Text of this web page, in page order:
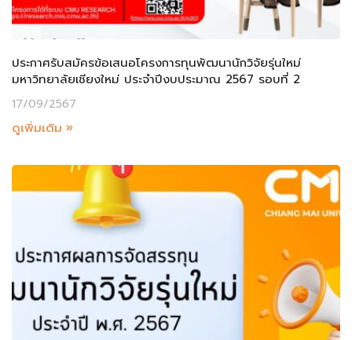
ประกาศรับสมัครข้อเสนอโครงการทุนพัฒนานักวิจัยรุ่นใหม่
มหาวิทยาลัยเชียงใหม่ ประจำปีงบประมาณ 2567 รอบที่ 2
17/09/2567
ดูเพิ่มเติม »